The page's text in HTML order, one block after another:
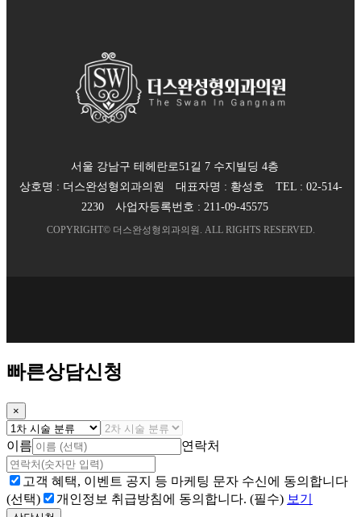
서울 강남구 테헤란로51길 7 수지빌딩 4층
상호명 : 더스완성형외과의원 대표자명 : 황성호 TEL : 02-514-
2230
사업자등록번호 : 211-09-45575
COPYRIGHT© 더스완성형외과의원 . ALL RIGHTS RESERVED.
빠른상담신청
×
이름 연락처
고객 혜택, 이벤트 공지 등 마케팅 문자 수신에 동의합니다
(선택)
개인정보 취급방침에 동의합니다. (필수) 보기